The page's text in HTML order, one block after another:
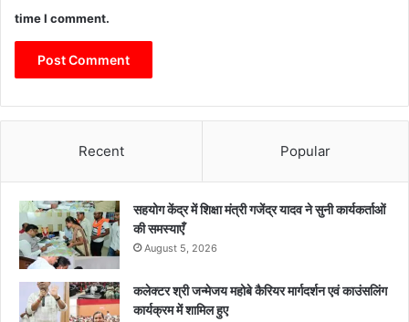
time I comment.
Recent Popular
सहयोग केंद्र में शिक्षा मंत्री गजेंद्र यादव ने सुनी कार्यकर्ताओं
की समस्याएँ
August 5, 2026
कलेक्टर श्री जन्मेजय महोबे कैरियर मार्गदर्शन एवं काउंसलिंग
कार्यक्रम में शामिल हुए